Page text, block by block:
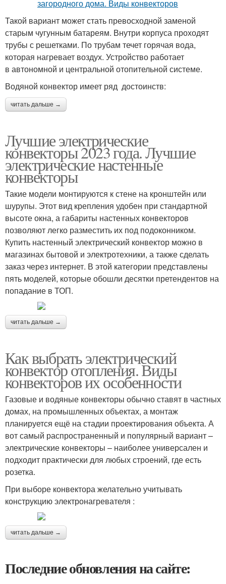
Такой вариант может стать превосходной заменой
старым чугунным батареям. Внутри корпуса проходят
трубы с решетками. По трубам течет горячая вода,
которая нагревает воздух. Устройство работает
в автономной и центральной отопительной системе.
Водяной конвектор имеет ряд достоинств:
читать дальше →
Лучшие электрические
конвекторы 2023 года. Лучшие
электрические настенные
конвекторы
Такие модели монтируются к стене на кронштейн или
шурупы. Этот вид крепления удобен при стандартной
высоте окна, а габариты настенных конвекторов
позволяют легко разместить их под подоконником.
Купить настенный электрический конвектор можно в
магазинах бытовой и электротехники, а также сделать
заказ через интернет. В этой категории представлены
пять моделей, которые обошли десятки претендентов на
попадание в ТОП.
читать дальше →
Как выбрать электрический
конвектор отопления. Виды
конвекторов их особенности
Газовые и водяные конвекторы обычно ставят в частных
домах, на промышленных объектах, а монтаж
планируется ещё на стадии проектирования объекта. А
вот самый распространенный и популярный вариант –
электрические конвекторы – наиболее универсален и
подходит практически для любых строений, где есть
розетка.
При выборе конвектора желательно учитывать
конструкцию электронагревателя :
читать дальше →
Последние обновления на сайте: